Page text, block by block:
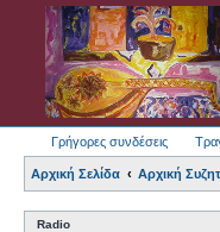
Γρήγορες συνδέσεις
Αρχική Σελίδα Αρχική
Radio